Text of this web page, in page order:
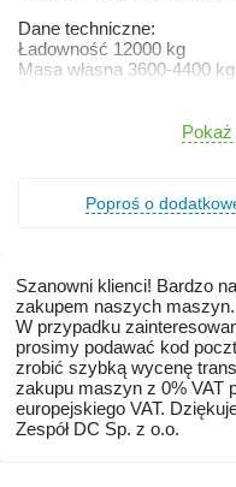
Dane techniczne:
Ładowność 12000 kg
Masa własna 3600-4400 kg
Powierzchnia ładunkowa
Szerokość skrzyni
Wysokość ścian skrzyni
Wysokość platformy od
Rozstaw kół 1900 mm
Zawieszenie resory
Dyszel typ Y lub V (do
Koła: 500/50-17
System wywrotu
Prędkość konstrukcyjna
Kąt wywrotu skrzyni
Pokaż
Poproś o
Szanowni klienci! Bardzo
zakupem naszych
W przypadku
prosimy podawać kod
zrobić szybką wycenę
zakupu maszyn z 0% VAT
europejskiego VAT.
Zespół DC Sp. z o.o.